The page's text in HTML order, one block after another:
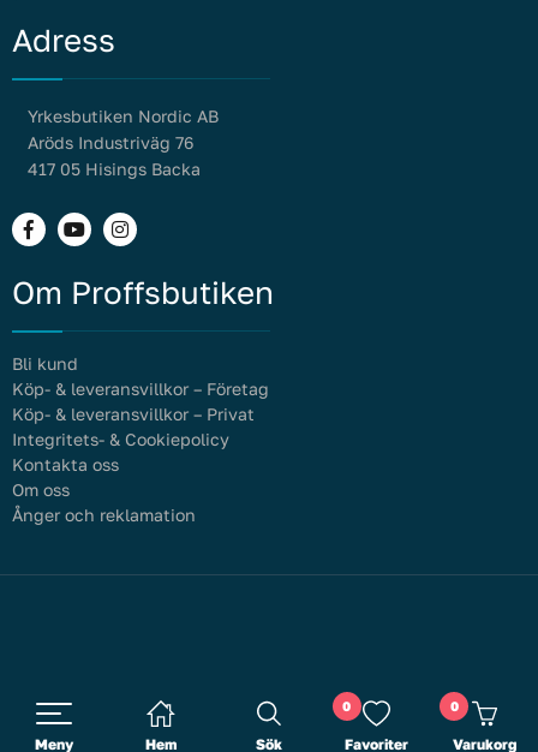
Meny Hem Sök
0
Favoriter
0
Varukorg
Adress
Yrkesbutiken Nordic AB
Aröds Industriväg 76
417 05 Hisings Backa
Om Proffsbutiken
Bli kund
Köp- & leveransvillkor – Företag
Köp- & leveransvillkor – Privat
Integritets- & Cookiepolicy
Kontakta oss
Om oss
Ånger och reklamation